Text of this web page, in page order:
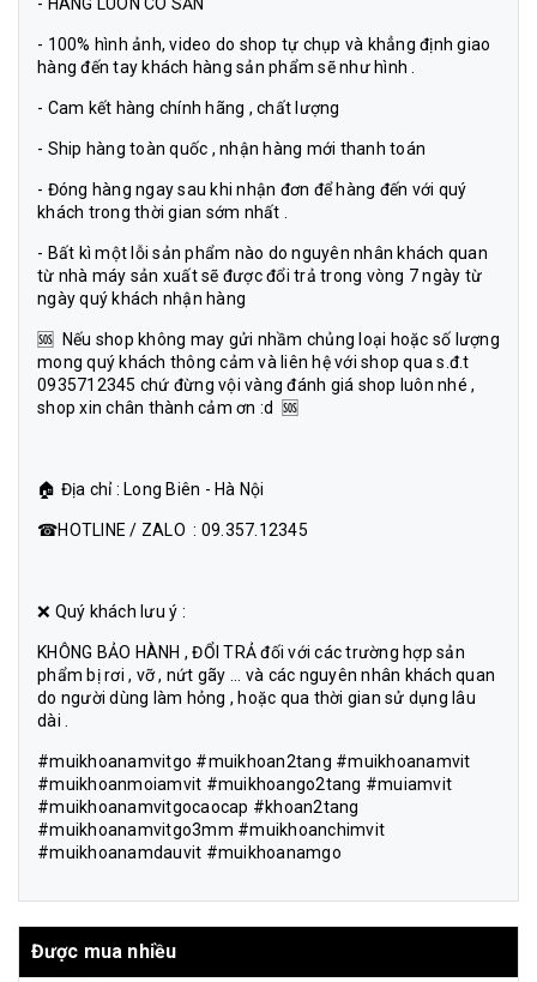
- 100% hình ảnh, video do shop tự chụp và khẳng định giao
hàng đến tay khách hàng sản phẩm sẽ như hình .
- Cam kết hàng chính hãng , chất lượng
- Ship hàng toàn quốc , nhận hàng mới thanh toán
- Đóng hàng ngay sau khi nhận đơn để hàng đến với quý
khách trong thời gian sớm nhất .
- Bất kì một lỗi sản phẩm nào do nguyên nhân khách quan
từ nhà máy sản xuất sẽ được đổi trả trong vòng 7 ngày từ
ngày quý khách nhận hàng
🆘 Nếu shop không may gửi nhầm chủng loại hoặc số lượng
mong quý khách thông cảm và liên hệ với shop qua s.đ.t
0935712345 chứ đừng vội vàng đánh giá shop luôn nhé ,
shop xin chân thành cảm ơn :d 🆘
🏠 Địa chỉ : Long Biên - Hà Nội
☎HOTLINE / ZALO : 09.357.12345
❌ Quý khách lưu ý :
KHÔNG BẢO HÀNH , ĐỔI TRẢ đối với các trường hợp sản
phẩm bị rơi , vỡ , nứt gãy ... và các nguyên nhân khách quan
do người dùng làm hỏng , hoặc qua thời gian sử dụng lâu
dài .
#muikhoanamvitgo #muikhoan2tang #muikhoanamvit
#muikhoanmoiamvit #muikhoango2tang #muiamvit
#muikhoanamvitgocaocap #khoan2tang
#muikhoanamvitgo3mm #muikhoanchimvit
#muikhoanamdauvit #muikhoanamgo
Được mua nhiều